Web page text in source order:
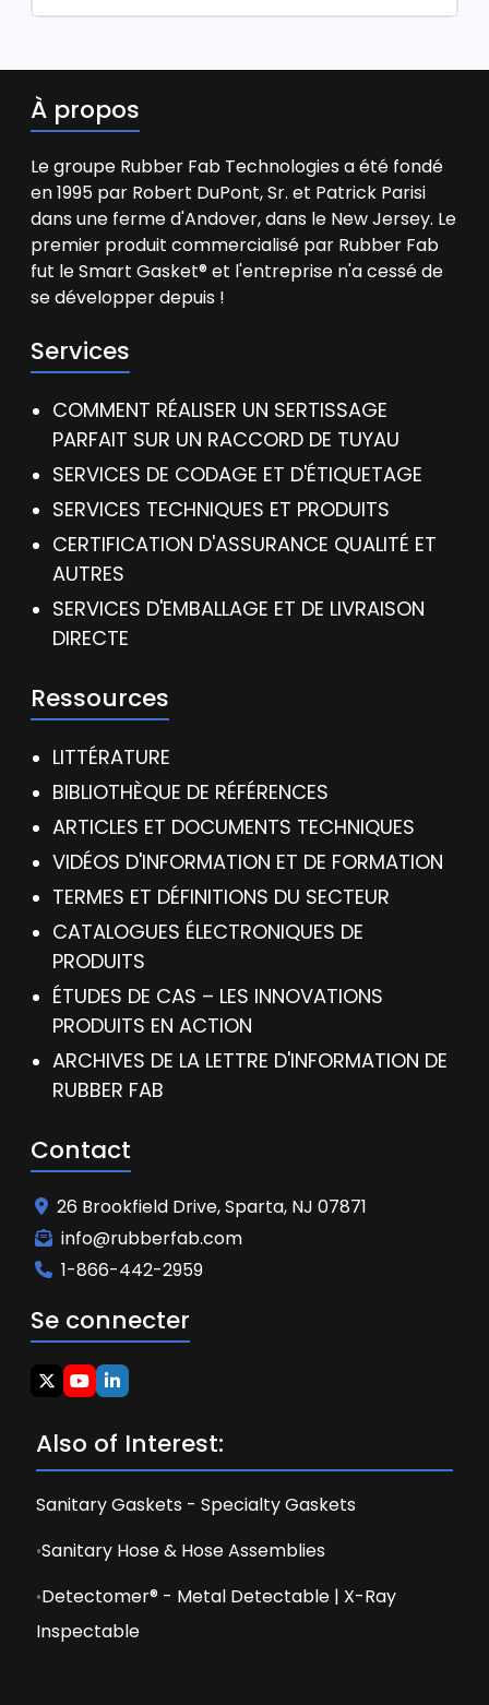
À propos
Le groupe Rubber Fab Technologies a été fondé
en 1995 par Robert DuPont, Sr. et Patrick Parisi
dans une ferme d'Andover, dans le New Jersey. Le
premier produit commercialisé par Rubber Fab
fut le Smart Gasket® et l'entreprise n'a cessé de
se développer depuis !
Services
COMMENT RÉALISER UN SERTISSAGE
PARFAIT SUR UN RACCORD DE TUYAU
SERVICES DE CODAGE ET D'ÉTIQUETAGE
SERVICES TECHNIQUES ET PRODUITS
CERTIFICATION D'ASSURANCE QUALITÉ ET
AUTRES
SERVICES D'EMBALLAGE ET DE LIVRAISON
DIRECTE
Ressources
LITTÉRATURE
BIBLIOTHÈQUE DE RÉFÉRENCES
ARTICLES ET DOCUMENTS TECHNIQUES
VIDÉOS D'INFORMATION ET DE FORMATION
TERMES ET DÉFINITIONS DU SECTEUR
CATALOGUES ÉLECTRONIQUES DE
PRODUITS
ÉTUDES DE CAS – LES INNOVATIONS
PRODUITS EN ACTION
ARCHIVES DE LA LETTRE D'INFORMATION DE
RUBBER FAB
Contact
26 Brookfield Drive, Sparta, NJ 07871
info@rubberfab.com
1-866-442-2959
Se connecter
Also of Interest:
Sanitary Gaskets - Specialty Gaskets
Sanitary Hose & Hose Assemblies
Detectomer® - Metal Detectable | X-Ray
Inspectable